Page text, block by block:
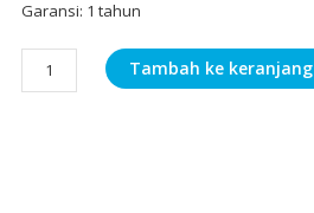
Garansi: 1 tahun
Kuantitas
Baterai
Tambah ke keranjang